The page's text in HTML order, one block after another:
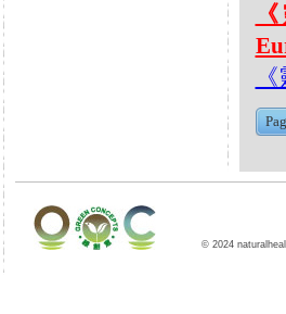
© 2024